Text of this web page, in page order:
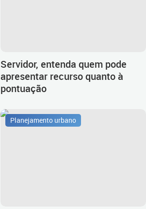
Servidor, entenda quem pode
apresentar recurso quanto à
pontuação
Planejamento urbano